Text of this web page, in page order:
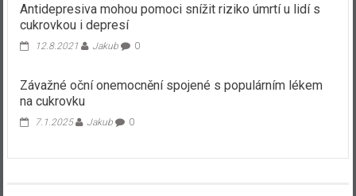
Antidepresiva mohou pomoci snížit riziko úmrtí u lidí s
cukrovkou i depresí
12.8.2021 Jakub 0
Závažné oční onemocnění spojené s populárním lékem
na cukrovku
7.1.2025 Jakub 0